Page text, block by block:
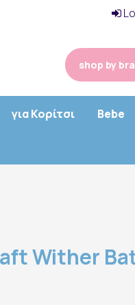
shop by
για Κορίτσι Bebe
Wither